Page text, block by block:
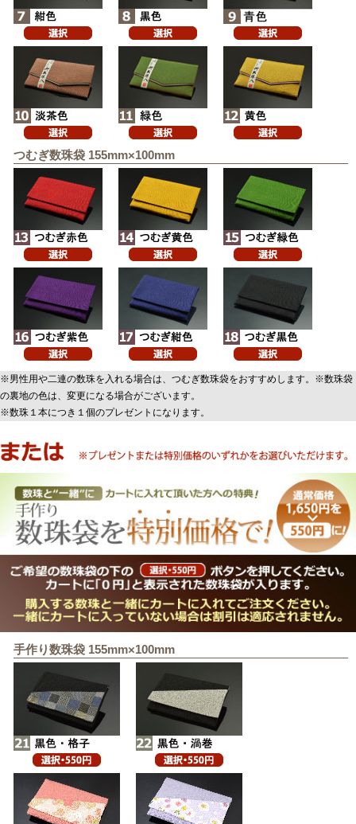
つむぎ数珠袋 155mm×100mm
※男性用や二連の数珠を入れる場合は、つむぎ数珠袋をおすすめします。※数珠袋
の裏地の色は、変更になる場合がございます。
※数珠１本につき１個のプレゼントになります。
手作り数珠袋 155mm×100mm